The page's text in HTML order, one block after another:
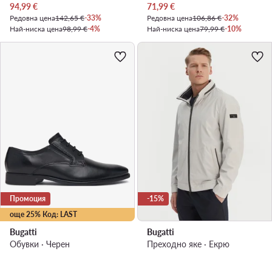
Актуална цена
94,99€
Редовна цена142,65 €-33%
Най-ниска цена98,99 €-4%
Актуална цена
71,99€
Редовна цена106,86 €-32%
Най-ниска цена79,99 €-10%
още 25% Код: LAST
Промоция
Bugatti
Обувки · Черен
-15%
Bugatti
Преходно яке · Екрю